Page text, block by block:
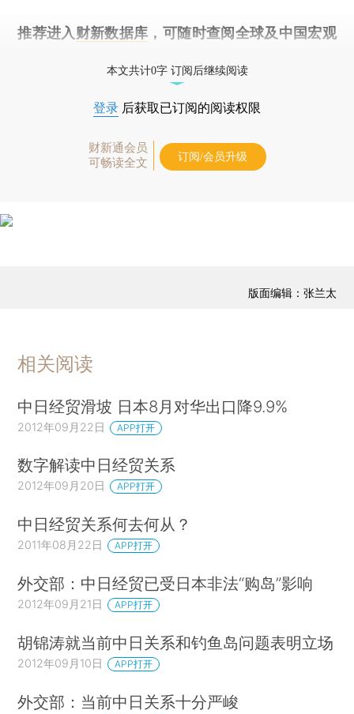
推荐进入 财新数据库 ，可随时查阅全球及中国宏观
本文共计0字 订阅后继续阅读
登录 后获取已订阅的阅读权限
财新通会员
可畅读全文
订阅/会员升级
版面编辑：张兰太
相关阅读
中日经贸滑坡 日本8月对华出口降9.9%
2012年09月22日 APP打开
数字解读中日经贸关系
2012年09月20日 APP打开
中日经贸关系何去何从？
2011年08月22日 APP打开
外交部：中日经贸已受日本非法“购岛”影响
2012年09月21日 APP打开
胡锦涛就当前中日关系和钓鱼岛问题表明立场
2012年09月10日 APP打开
外交部：当前中日关系十分严峻